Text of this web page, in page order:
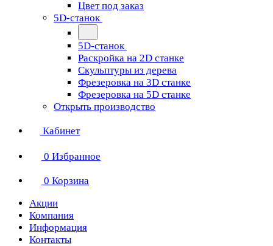
Цвет под заказ
5D-станок
5D-станок
Раскройка на 2D станке
Скульптуры из дерева
Фрезеровка на 3D станке
Фрезеровка на 5D станке
Открыть производство
Кабинет
0 Избранное
0 Корзина
Акции
Компания
Информация
Контакты